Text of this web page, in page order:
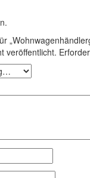
veröffentlicht.